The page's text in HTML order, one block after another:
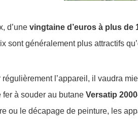
d’une vingtaine d’euros à plus de
sont généralement plus attractifs
l’appareil, il vaudra
fer à souder au butane Versatip
ou le décapage de peinture, les